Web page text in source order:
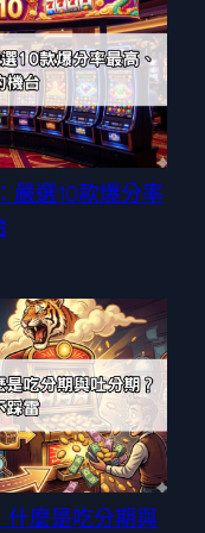
嚴選10款爆分率
什麼是吃分期與